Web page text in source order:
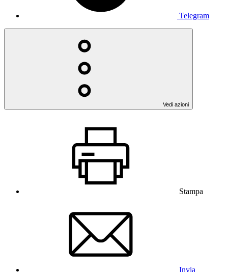
Telegram
Vedi azioni
Stampa
Invia